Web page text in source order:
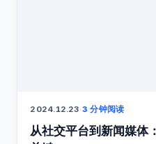
2024.12.23·3 分钟阅读
从社交平台到新闻媒体